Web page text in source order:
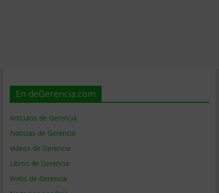
En deGerencia.com
Artículos de Gerencia
Noticias de Gerencia
Videos de Gerencia
Libros de Gerencia
Webs de Gerencia